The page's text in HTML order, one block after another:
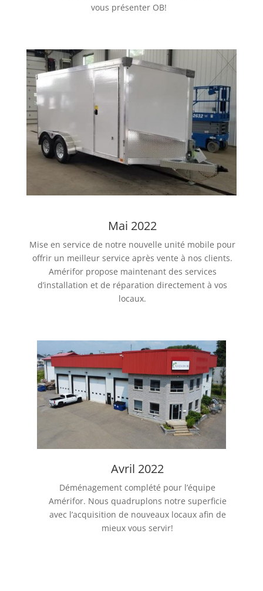
vous présenter OB!
Mai 2022
Mise en service de notre nouvelle unité mobile pour
offrir un meilleur service après vente à nos clients.
Amérifor propose maintenant des services
d’installation et de réparation directement à vos
locaux.
Avril 2022
Déménagement complété pour l’équipe
Amérifor. Nous quadruplons notre superficie
avec l’acquisition de nouveaux locaux afin de
mieux vous servir!